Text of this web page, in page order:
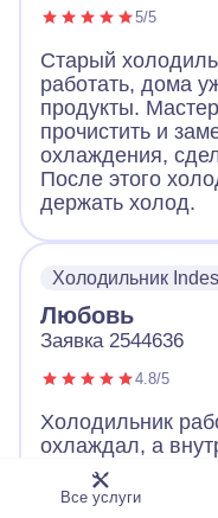
5/5
Старый
работать, дома
продукты.
прочистить и
охлаждения,
После этого
держать холод.
Холодильник
Любовь
Заявка 2544636
4.8/5
Холодильник
охлаждал, а
разборка.
деталь,
Все услуги